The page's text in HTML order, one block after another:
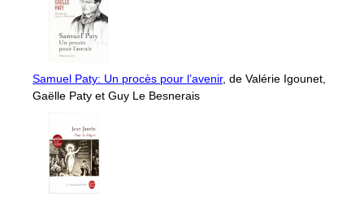
Samuel Paty: Un procès pour l’avenir, de Valérie Igounet,
Gaëlle Paty et Guy Le Besnerais